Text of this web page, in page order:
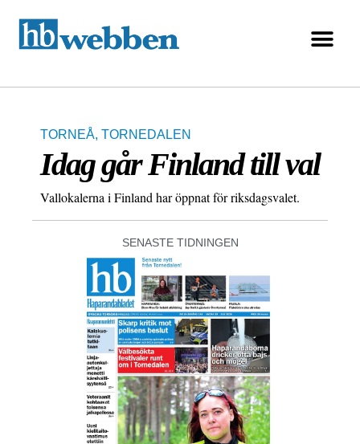
TORNEÅ, TORNEDALEN
Idag går Finland till val
Vallokalerna i Finland har öppnat för riksdagsvalet.
SENASTE TIDNINGEN